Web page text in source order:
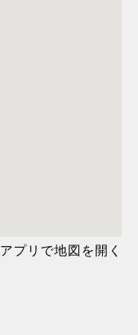
アプリで地図を開く